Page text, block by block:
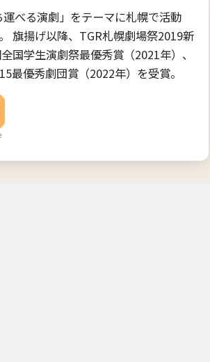
運べる演劇」をテーマに札幌で活動
旗揚げ以降、TGR札幌劇場祭2019新
国学生演劇祭最優秀賞（2021年）、
最優秀劇団賞（2022年）を受賞。